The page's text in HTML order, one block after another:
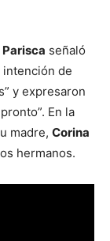
señaló
intención de
y expresaron
En la
madre, Corina
hermanos.